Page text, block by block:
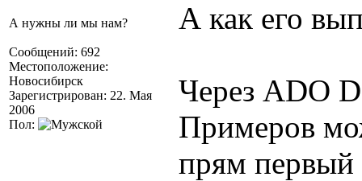
А нужны ли мы нам?
Сообщений: 692
Местоположение:
Новосибирск
Зарегистрирован: 22. Мая
2006
Пол:
А как его
Через ADO
Примеров
прям